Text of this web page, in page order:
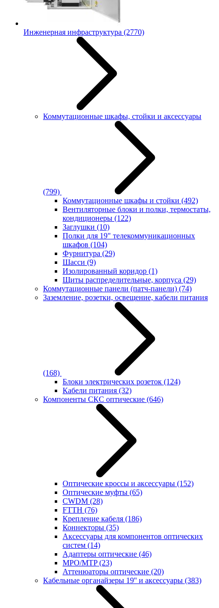
Инженерная инфраструктура (2770)
Коммутационные шкафы, стойки и аксессуары
(799)
Коммутационные шкафы и стойки (492)
Вентиляторные блоки и полки, термостаты,
кондиционеры (122)
Заглушки (10)
Полки для 19" телекоммуникационных
шкафов (104)
Фурнитура (29)
Шасси (9)
Изолированный коридор (1)
Щиты распределительные, корпуса (29)
Коммутационные панели (патч-панели) (74)
Заземление, розетки, освещение, кабели питания
(168)
Блоки электрических розеток (124)
Кабели питания (32)
Компоненты СКС оптические (646)
Оптические кроссы и аксессуары (152)
Оптические муфты (65)
CWDM (28)
FTTH (76)
Крепление кабеля (186)
Коннекторы (35)
Аксессуары для компонентов оптических
систем (14)
Адаптеры оптические (46)
MPO/MTP(23)
Аттенюаторы оптические (20)
Кабельные органайзеры 19'' и аксессуары (383)